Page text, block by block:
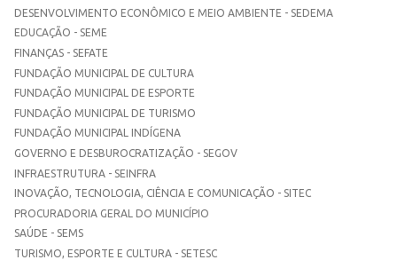
DESENVOLVIMENTO ECONÔMICO E MEIO AMBIENTE - SEDEMA
EDUCAÇÃO - SEME
FINANÇAS - SEFATE
FUNDAÇÃO MUNICIPAL DE CULTURA
FUNDAÇÃO MUNICIPAL DE ESPORTE
FUNDAÇÃO MUNICIPAL DE TURISMO
FUNDAÇÃO MUNICIPAL INDÍGENA
GOVERNO E DESBUROCRATIZAÇÃO - SEGOV
INFRAESTRUTURA - SEINFRA
INOVAÇÃO, TECNOLOGIA, CIÊNCIA E COMUNICAÇÃO - SITEC
PROCURADORIA GERAL DO MUNICÍPIO
SAÚDE - SEMS
TURISMO, ESPORTE E CULTURA - SETESC